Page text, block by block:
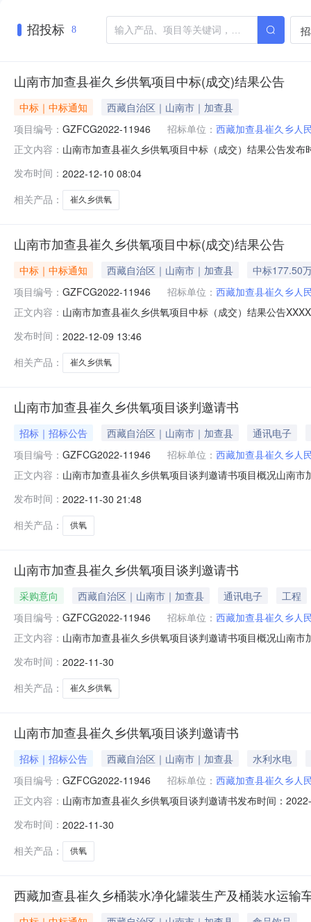
招投标 8
山南市加查县崔久乡供氧项目中标(成交)结果公告
中标｜中标通知
西藏自治区｜山南市｜加查县
项目编号： GZFCG2022-11946 招标单位： 西藏加查县崔久乡人
正文内容： 山南市加查县崔久乡供氧项目中标（成交）结果公告发
岗16号孵化园办公楼一栋二楼2113室中标价（元）：
加查县
发布时间： 2022-12-10 08:04
相关产品：
崔久乡供氧
山南市加查县崔久乡供氧项目中标(成交)结果公告
中标｜中标通知 西藏自治区｜山南市｜加查县
中标177.50
项目编号： GZFCG2022-11946 招标单位： 西藏加查县崔久乡人
正文内容： 山南市加查县崔久乡供氧项目中标（成交）结果公告
栋二楼2113室中标价（元）：1775000.00四、主要标的
品牌（如有）：详
发布时间： 2022-12-09 13:46
相关产品：
崔久乡供氧
山南市加查县崔久乡供氧项目谈判邀请书
招标｜招标公告 西藏自治区｜山南市｜加查县
通讯电子
项目编号： GZFCG2022-11946 招标单位： 西藏加查县崔久乡人
正文内容： 山南市加查县崔久乡供氧项目谈判邀请书项目概况山南
算金额：1806240.00最高限价（如有）：1806240.00采
发布时间： 2022-11-30 21:48
相关产品：
供氧
山南市加查县崔久乡供氧项目谈判邀请书
采购意向 西藏自治区｜山南市｜加查县 通讯电子
工程
项目编号： GZFCG2022-11946 招标单位： 西藏加查县崔久乡人
正文内容： 山南市加查县崔久乡供氧项目谈判邀请书项目概况山南
算金额：1806240.00最高限价（如有）：1806240.00采
发布时间： 2022-11-30
相关产品：
崔久乡供氧
山南市加查县崔久乡供氧项目谈判邀请书
招标｜招标公告 西藏自治区｜山南市｜加查县
水利水电
项目编号： GZFCG2022-11946 招标单位： 西藏加查县崔久乡人
正文内容： 山南市加查县崔久乡供氧项目谈判邀请书发布时间：
11946项目名称：山南市加查县崔久乡供氧项目采购方
发布时间： 2022-11-30
相关产品：
供氧
西藏加查县崔久乡桶装水净化罐装生产及桶装水运输